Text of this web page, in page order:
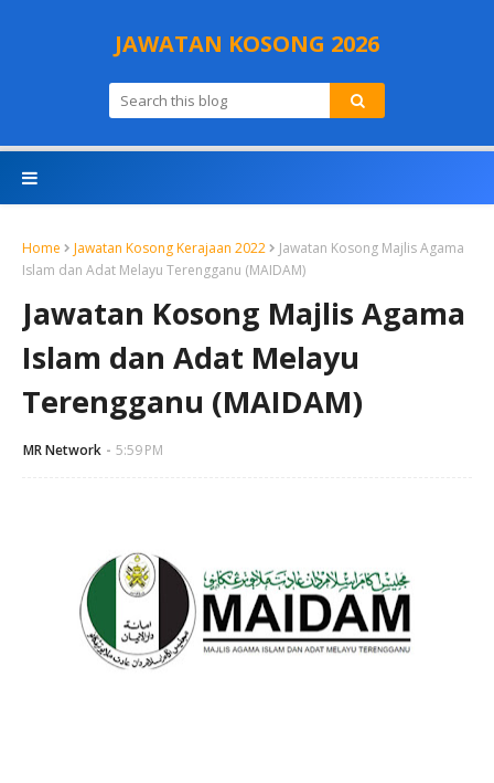
JAWATAN KOSONG 2026
Home Jawatan Kosong Kerajaan 2022
Jawatan Kosong Majlis Agama
Islam dan Adat Melayu Terengganu (MAIDAM)
Jawatan Kosong Majlis Agama
Islam dan Adat Melayu
Terengganu (MAIDAM)
MR Network 5:59 PM